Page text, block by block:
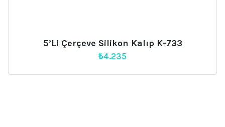
5’li Çerçeve Silikon Kalıp K-733
₺4.235